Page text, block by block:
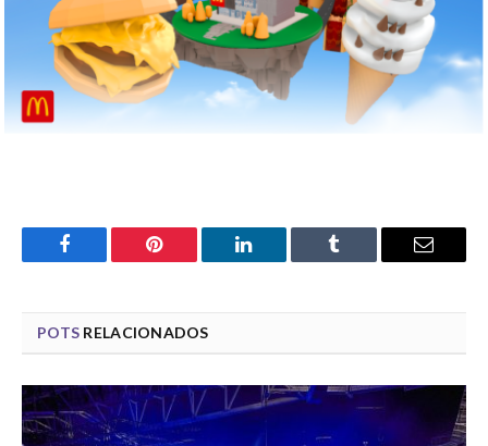
Facebook Pinterest LinkedIn Tumblr Email
POTS RELACIONADOS